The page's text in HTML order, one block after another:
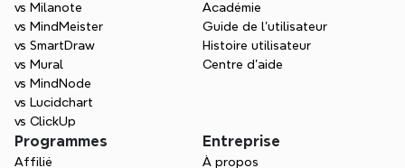
vs Milanote
vs MindMeister
vs SmartDraw
vs Mural
vs MindNode
vs Lucidchart
vs ClickUp
Académie
Guide de l’utilisateur
Histoire utilisateur
Centre d'aide
Programmes
Affilié
Entreprise
À propos